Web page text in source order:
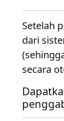
Setelah
dari
secara